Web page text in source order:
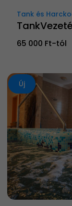
Tank és
65 000 Ft-tól
Új